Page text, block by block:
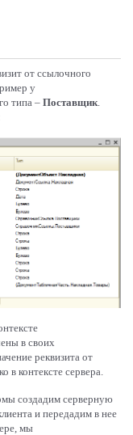
от ссылочного
у
типа – Поставщик.
в своих
реквизита от
в контексте сервера.
создадим серверную
и передадим в нее
мы